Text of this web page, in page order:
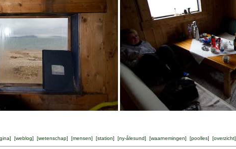
] [weblog] [wetenschap] [mensen] [station] [ny-ålesund] [waarnemingen] [poolles] [overzicht